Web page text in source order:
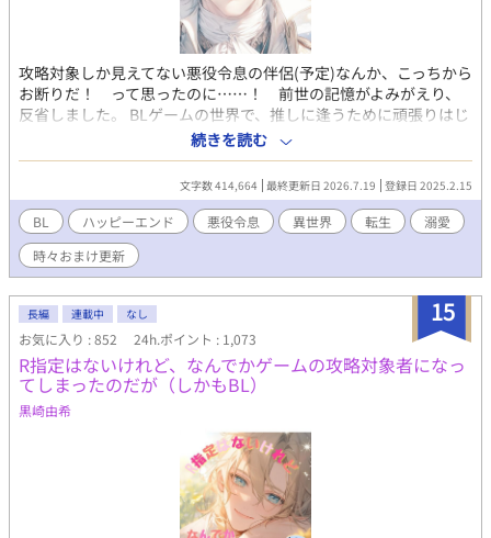
攻略対象しか見えてない悪役令息の伴侶(予定)なんか、こっちから
お断りだ！ って思ったのに……！ 前世の記憶がよみがえり、
反省しました。 BLゲームの世界で、推しに逢うために頑張りはじ
めた、名前も顔も身長もないモブの快進撃がはじまる──！ と
いいな！（笑） 本編完結済。 おまけのお話を時々更新していま
す。 皆さまの応援のおかげで『もふもふ獣人に転生したら、最愛
の推しに溺愛されています』書籍化、心から、ありがとうござい
ます！ 皆の動画をつくりました！ もしよかったら、プロフのweb
サイトからどうぞです。 表紙や動画にはAIを使っていますが、小
説にはAIを使っておりません
続きを読む
文字数 414,664 最終更新日 2026.7.19 登録日 2025.2.15
BL ハッピーエンド 悪役令息 異世界 転生
溺愛
時々おまけ更新
15
長編 連載中 なし
お気に入り : 852 24h.ポイント : 1,073
R指定はないけれど、なんでかゲームの攻略対象者になっ
てしまったのだが（しかもBL）
黒崎由希